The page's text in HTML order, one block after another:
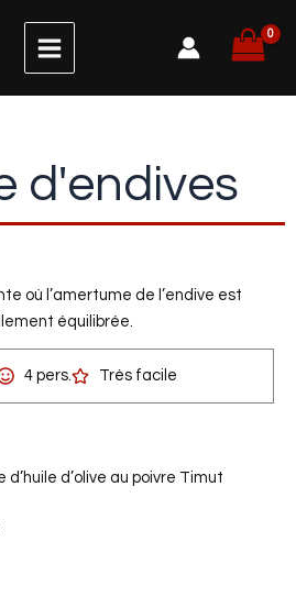
d'endives
où l’amertume de l’endive est
équilibrée.
4 pers. Très facile
d’huile d’olive au poivre Timut